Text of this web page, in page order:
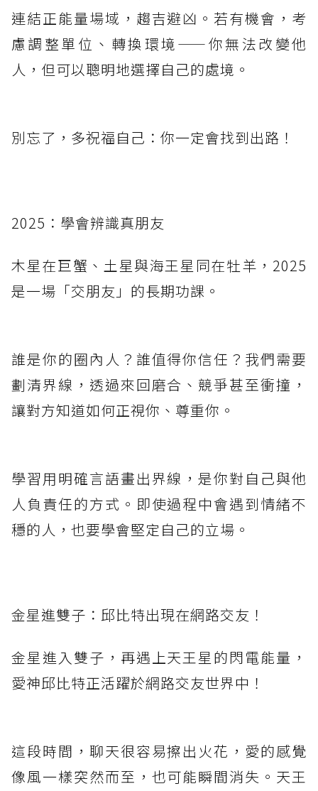
連結正能量場域，趨吉避凶。若有機會，考
慮調整單位、轉換環境——你無法改變他
人，但可以聰明地選擇自己的處境。
別忘了，多祝福自己：你一定會找到出路！
2025：學會辨識真朋友
木星在巨蟹、土星與海王星同在牡羊，2025
是一場「交朋友」的長期功課。
誰是你的圈內人？誰值得你信任？我們需要
劃清界線，透過來回磨合、競爭甚至衝撞，
讓對方知道如何正視你、尊重你。
學習用明確言語畫出界線，是你對自己與他
人負責任的方式。即使過程中會遇到情緒不
穩的人，也要學會堅定自己的立場。
金星進雙子：邱比特出現在網路交友！
金星進入雙子，再遇上天王星的閃電能量，
愛神邱比特正活躍於網路交友世界中！
這段時間，聊天很容易擦出火花，愛的感覺
像風一樣突然而至，也可能瞬間消失。天王